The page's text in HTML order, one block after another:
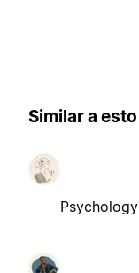
Similar a esto